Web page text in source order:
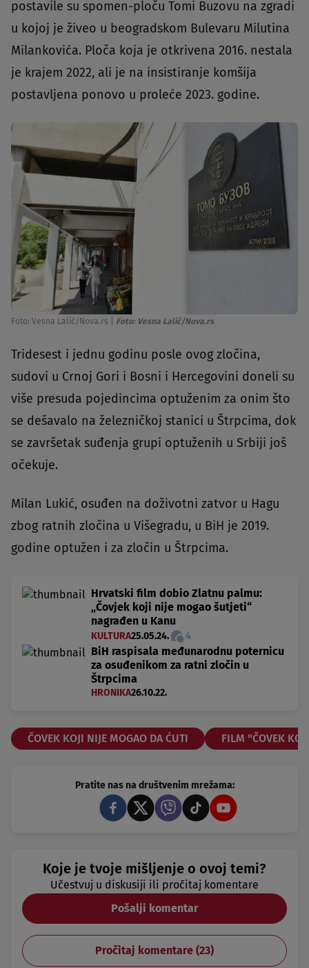
postavile su spomen-ploču Tomi Buzovu na zgradi
u kojoj je živeo u beogradskom Bulevaru Milutina
Milankovića. Ploča koja je otkrivena 2016. nestala
je krajem 2022, ali je na insistiranje komšija
postavljena ponovo u proleće 2023. godine.
Foto: Vesna Lalić/Nova.rs Foto: Vesna Lalić/Nova.rs
Tridesest i jednu godinu posle ovog zločina,
sudovi u Crnoj Gori i Bosni i Hercegovini doneli su
više presuda pojedincima optuženim za onim što
se dešavalo na železničkoj stanici u Štrpcima, dok
se završetak suđenja grupi optuženih u Srbiji još
očekuje.
Milan Lukić, osuđen na doživotni zatvor u Hagu
zbog ratnih zločina u Višegradu, u BiH je 2019.
godine optužen i za zločin u Štrpcima.
Hrvatski film dobio Zlatnu palmu:
„Čovjek koji nije mogao šutjeti“
nagrađen u Kanu
KULTURA25.05.24. 4
BiH raspisala međunarodnu poternicu
za osuđenikom za ratni zločin u
Štrpcima
HRONIKA26.10.22.
ČOVEK KOJI NIJE MOGAO DA ĆUTI FILM "ČOVEK
Pratite nas na društvenim mrežama:
Koje je tvoje mišljenje o ovoj temi?
Učestvuj u diskusiji ili pročitaj komentare
Pošalji komentar
Pročitaj komentare (23)